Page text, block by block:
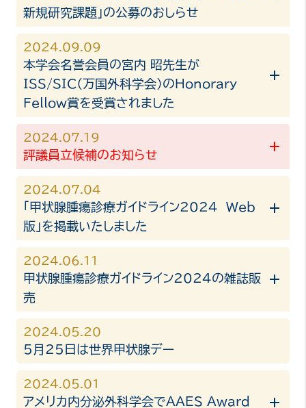
新規研究課題」の公募のおしらせ
2024.09.09
本学会名誉会員の宮内 昭先生が
ISS/SIC（万国外科学会）のHonorary
Fellow賞を受賞されました
2024.07.19
評議員立候補のお知らせ
2024.07.04
「甲状腺腫瘍診療ガイドライン2024 Web
版」を掲載いたしました
2024.06.11
甲状腺腫瘍診療ガイドライン2024の雑誌販
売
2024.05.20
5月25日は世界甲状腺デー
2024.05.01
アメリカ内分泌外科学会でAAES Award